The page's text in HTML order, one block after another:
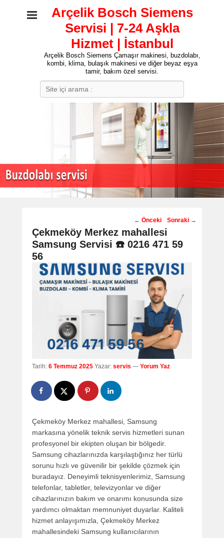
Arçelik Bosch Siemens
Servisi | 7-24 Aşkla
Hizmet | İstanbul
Arçelik Bosch Siemens Çamaşır makinesi, buzdolabı,
kombi, klima, bulaşık makinesi ve diğer beyaz eşya
tamir, bakım özel servisi.
Post
navigation
← Önceki Sonraki →
Çekmeköy Merkez mahallesi
Samsung Servisi ☎️ 0216 471 59
56
Tarih: 6 Temmuz 2025 Yazar: servis — Yorum Yaz
Çekmeköy Merkez mahallesi, Samsung
markasına yönelik teknik servis hizmetleri sunan
profesyonel bir ekipten oluşan bir bölgedir.
Samsung cihazlarınızda karşılaştığınız her türlü
sorunu hızlı ve güvenilir bir şekilde çözmek için
buradayız. Deneyimli teknisyenlerimiz, Samsung
telefonlar, tabletler, televizyonlar ve diğer
cihazlarınızın bakım ve onarımı konusunda size
yardımcı olmaktan memnuniyet duyarlar. Kaliteli
hizmet anlayışımızla, Çekmeköy Merkez
mahallesindeki Samsung kullanıcılarının